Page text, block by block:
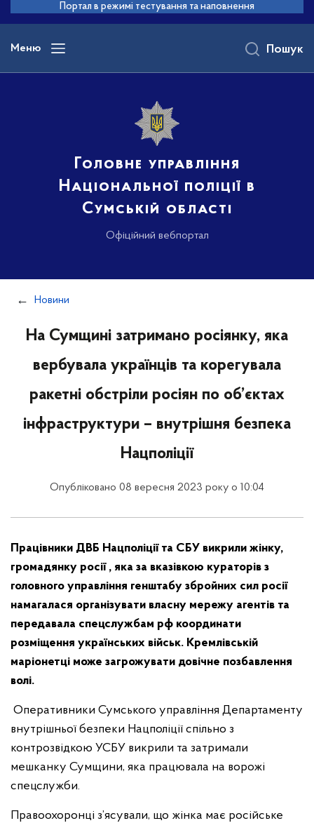
основного
вмісту
Портал в режимі тестування та наповнення
Меню
Головне управління
Національної поліції в
Сумській області
Офіційний вебпортал
Пошук
Новини
На Сумщині затримано росіянку, яка
вербувала українців та корегувала
ракетні обстріли росіян по об’єктах
інфраструктури – внутрішня безпека
Нацполіції
Опубліковано 08 вересня 2023 року о 10:04
Працівники ДВБ Нацполіції та СБУ викрили жінку,
громадянку росії , яка за вказівкою кураторів з
головного управління генштабу збройних сил росії
намагалася організувати власну мережу агентів та
передавала спецслужбам рф координати
розміщення українських військ. Кремлівській
маріонетці може загрожувати довічне позбавлення
волі.
Оперативники Сумського управління Департаменту
внутрішньої безпеки Нацполіції спільно з
контрозвідкою УСБУ викрили та затримали
мешканку Сумщини, яка працювала на ворожі
спецслужби.
Правоохоронці з’ясували, що жінка має російське